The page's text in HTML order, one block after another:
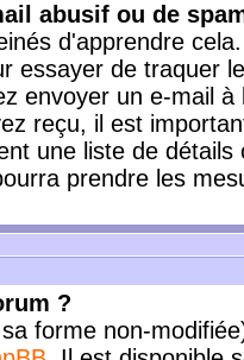
abusif ou de
d'apprendre
essayer de traquer
envoyer un e-mail
reçu, il est
une liste de
prendre les
?
forme non-